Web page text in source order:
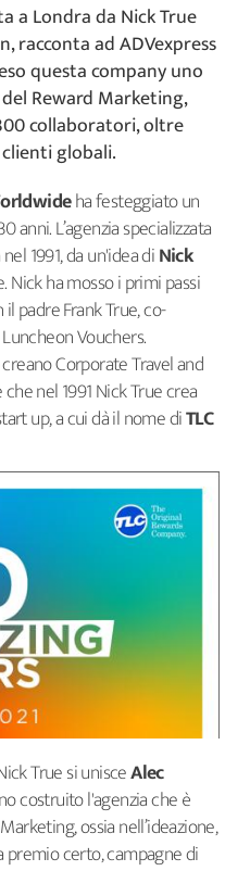
a Londra da Nick True
racconta ad ADVexpress
questa company uno
Reward Marketing,
collaboratori, oltre
globali.
ha festeggiato un
L’agenzia specializzata
1991, da un'idea diNick
ha mosso i primi passi
padre Frank True, co-
Vouchers.
Corporate Travel and
nel 1991 Nick True crea
up, a cui dà il nome diTLC
True si unisceAlec
costruito l'agenzia che è
ossia nell’ideazione,
certo, campagne di